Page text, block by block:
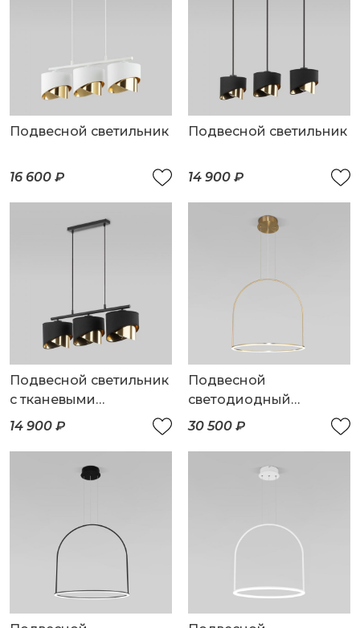
Подвесной светильник
16 600 ₽
Подвесной светильник
14 900 ₽
Подвесной светильник
с тканевыми
плафонами
14 900 ₽
Подвесной
светодиодный
светильник
30 500 ₽